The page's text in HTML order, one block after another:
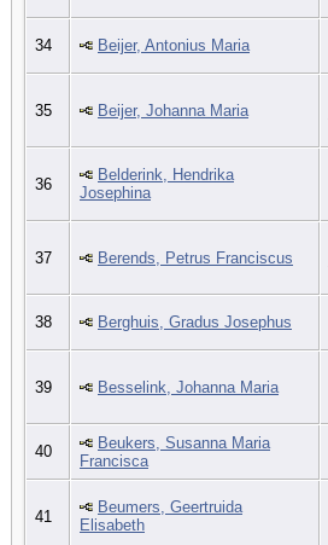
34 Beijer, Antonius Maria
35 Beijer, Johanna Maria
36
Belderink, Hendrika
Josephina
37 Berends, Petrus Franciscus
38 Berghuis, Gradus Josephus
39 Besselink, Johanna Maria
40
Beukers, Susanna Maria
Francisca
41
Beumers, Geertruida
Elisabeth